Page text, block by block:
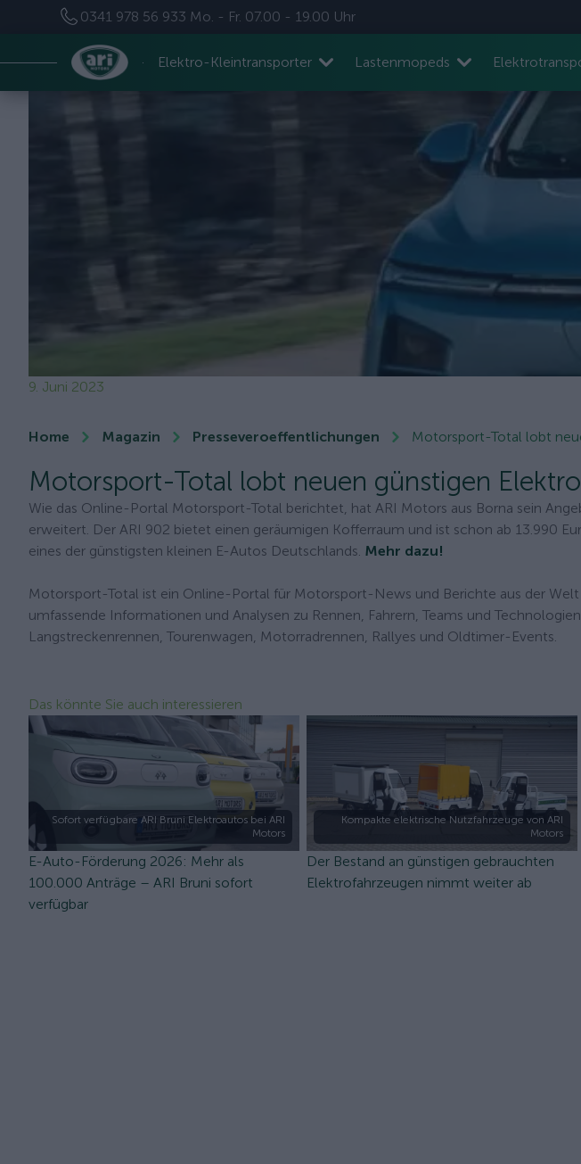
0341 978 56 933 Mo. - Fr. 07.00 - 19.00 Uhr
Elektro-Kleintransporter Lastenmopeds
9. Juni 2023
Home Magazin Presseveroeffentlichungen Motorsport-Total lobt
Motorsport-Total lobt neuen günstigen
Wie das Online-Portal Motorsport-Total berichtet, hat ARI Motors aus Borna sein
erweitert. Der ARI 902 bietet einen geräumigen Kofferraum und ist schon ab 13.990
eines der günstigsten kleinen E-Autos Deutschlands. Mehr dazu!
Motorsport-Total ist ein Online-Portal für Motorsport-News und Berichte aus der Welt
umfassende Informationen und Analysen zu Rennen, Fahrern, Teams und
Langstreckenrennen, Tourenwagen, Motorradrennen, Rallyes und Oldtimer-Events.
Das könnte Sie auch interessieren
Sofort verfügbare ARI Bruni Elektroautos bei ARI
Motors
E-Auto-Förderung 2026: Mehr als
100.000 Anträge – ARI Bruni sofort
verfügbar
Kompakte elektrische Nutzfahrzeuge von ARI
Motors
Der Bestand an günstigen gebrauchten
Elektrofahrzeugen nimmt weiter ab